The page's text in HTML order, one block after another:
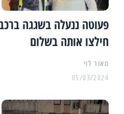
פעוטה ננעלה בשגגה
חילצו אותה בשלום
מאור לוי
05/03/2024